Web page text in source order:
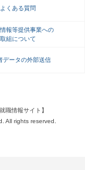
よくある質問
があればこちら
よくある質問
報等提供事業への
取組について
データの外部送信
職情報サイト】
All rights reserved.